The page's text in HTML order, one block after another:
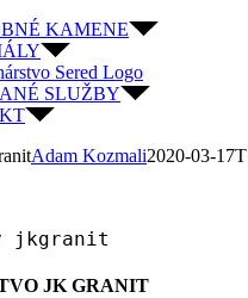
KAMENE
SLUŽBY
Adam Kozmali2020-03-
jkgranit
JK GRANIT